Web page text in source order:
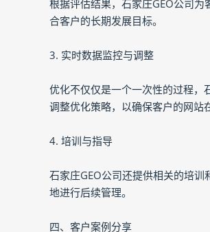
根据评估结果，石家庄GEO公司
合客户的长期发展目标。
3. 实时数据监控与调整
优化不仅仅是一个一次性的过程，
调整优化策略，以确保客户的网站
4. 培训与指导
石家庄GEO公司还提供相关的培
地进行后续管理。
四、客户案例分享